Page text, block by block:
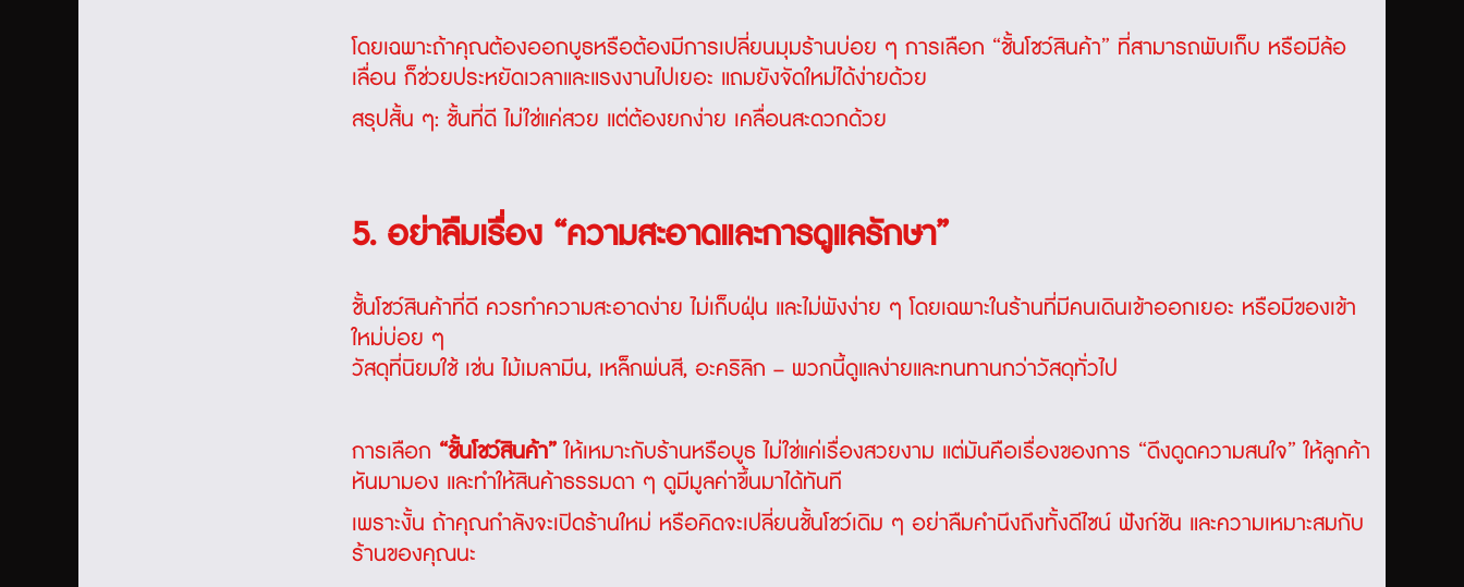
โดยเฉพาะถ้าคุณต้องออกบูธหรือต้องมีการเปลี่ยนมุมร้านบ่อย ๆ การเลือก “ชั้นโชว์สินค้า” ที่สามารถพับเก็บ หรือมีล้อ
เลื่อน ก็ช่วยประหยัดเวลาและแรงงานไปเยอะ แถมยังจัดใหม่ได้ง่ายด้วย
สรุปสั้น ๆ: ชั้นที่ดี ไม่ใช่แค่สวย แต่ต้องยกง่าย เคลื่อนสะดวกด้วย
5. อย่าลืมเรื่อง “ความสะอาดและการดูแลรักษา”
ชั้นโชว์สินค้าที่ดี ควรทำความสะอาดง่าย ไม่เก็บฝุ่น และไม่พังง่าย ๆ โดยเฉพาะในร้านที่มีคนเดินเข้าออกเยอะ หรือมีของเข้า
ใหม่บ่อย ๆ
วัสดุที่นิยมใช้ เช่น ไม้เมลามีน, เหล็กพ่นสี, อะคริลิก – พวกนี้ดูแลง่ายและทนทานกว่าวัสดุทั่วไป
การเลือก “ชั้นโชว์สินค้า”ให้เหมาะกับร้านหรือบูธ ไม่ใช่แค่เรื่องสวยงาม แต่มันคือเรื่องของการ “ดึงดูดความสนใจ” ให้ลูกค้า
หันมามอง และทำให้สินค้าธรรมดา ๆ ดูมีมูลค่าขึ้นมาได้ทันที
เพราะงั้น ถ้าคุณกำลังจะเปิดร้านใหม่ หรือคิดจะเปลี่ยนชั้นโชว์เดิม ๆ อย่าลืมคำนึงถึงทั้งดีไซน์ ฟังก์ชัน และความเหมาะสมกับ
ร้านของคุณนะ